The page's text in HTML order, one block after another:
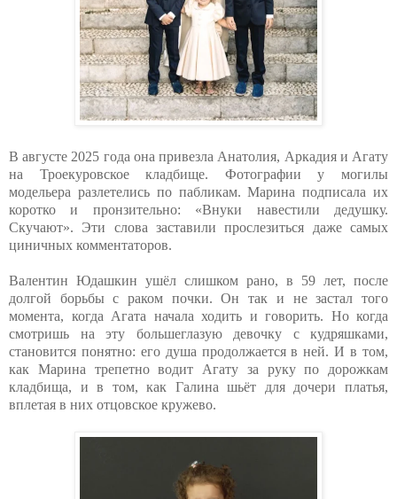
В августе 2025 года она привезла Анатолия, Аркадия и Агату
на Троекуровское кладбище. Фотографии у могилы
модельера разлетелись по пабликам. Марина подписала их
коротко и пронзительно: «Внуки навестили дедушку.
Скучают». Эти слова заставили прослезиться даже самых
циничных комментаторов.
Валентин Юдашкин ушёл слишком рано, в 59 лет, после
долгой борьбы с раком почки. Он так и не застал того
момента, когда Агата начала ходить и говорить. Но когда
смотришь на эту большеглазую девочку с кудряшками,
становится понятно: его душа продолжается в ней. И в том,
как Марина трепетно водит Агату за руку по дорожкам
кладбища, и в том, как Галина шьёт для дочери платья,
вплетая в них отцовское кружево.